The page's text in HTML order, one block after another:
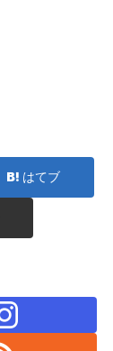
はてブ